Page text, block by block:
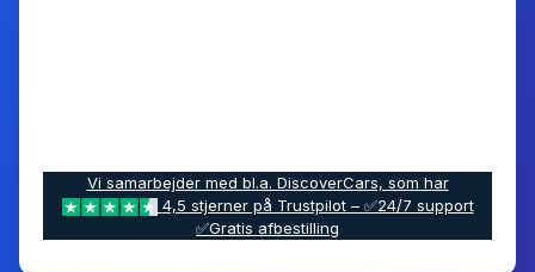
Vi samarbejder med bl.a. DiscoverCars, som har
4,5 stjerner på Trustpilot – ✅24/7 support
✅Gratis afbestilling